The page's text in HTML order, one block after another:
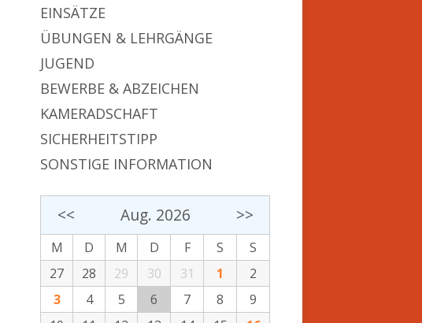
EINSÄTZE
ÜBUNGEN & LEHRGÄNGE
JUGEND
BEWERBE & ABZEICHEN
KAMERADSCHAFT
SICHERHEITSTIPP
SONSTIGE INFORMATION
<< Aug. 2026 >>
M D M D F S
S
27
28 29 30 31 1
2
3
4 5 6 7 8
9